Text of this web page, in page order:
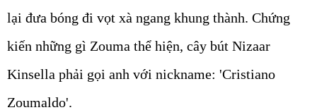
lại đưa bóng đi vọt xà ngang khung thành. Chứng
kiến những gì Zouma thể hiện, cây bút Nizaar
Kinsella phải gọi anh với nickname: 'Cristiano
Zoumaldo'.